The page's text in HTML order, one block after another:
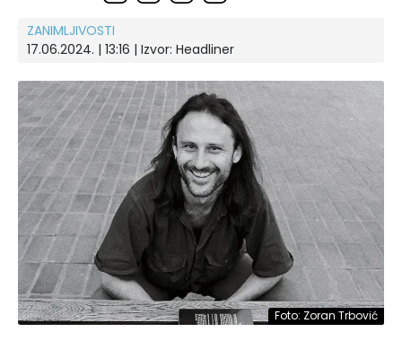
ZANIMLJIVOSTI
17.06.2024. | 13:16 | Izvor: Headliner
Foto: Zoran Trbović